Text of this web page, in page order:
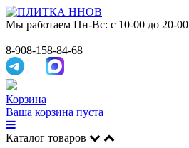
Мы работаем Пн-Вс: с 10-00 до 20-00
8-908-158-84-68
Корзина
Ваша корзина пуста
Каталог товаров